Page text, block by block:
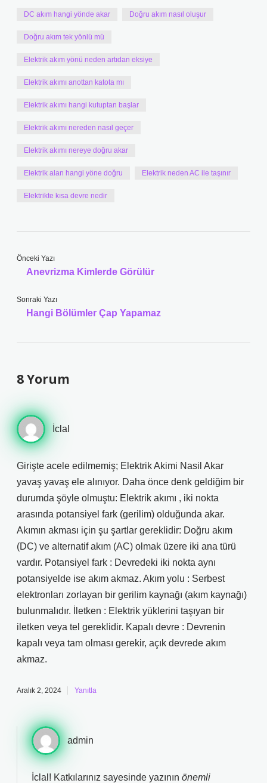
DC akım hangi yönde akar Doğru akım nasıl oluşur
Doğru akım tek yönlü mü
Elektrik akım yönü neden artıdan eksiye
Elektrik akımı anottan katota mı
Elektrik akımı hangi kutuptan başlar
Elektrik akımı nereden nasıl geçer
Elektrik akımı nereye doğru akar
Elektrik alan hangi yöne doğru Elektrik neden AC ile taşınır
Elektrikte kısa devre nedir
Önceki Yazı
Anevrizma Kimlerde Görülür
Sonraki Yazı
Hangi Bölümler Çap Yapamaz
8 Yorum
İclal
Girişte acele edilmemiş; Elektrik Akimi Nasil Akar
yavaş yavaş ele alınıyor. Daha önce denk geldiğim bir
durumda şöyle olmuştu: Elektrik akımı , iki nokta
arasında potansiyel fark (gerilim) olduğunda akar.
Akımın akması için şu şartlar gereklidir: Doğru akım
(DC) ve alternatif akım (AC) olmak üzere iki ana türü
vardır. Potansiyel fark : Devredeki iki nokta aynı
potansiyelde ise akım akmaz. Akım yolu : Serbest
elektronları zorlayan bir gerilim kaynağı (akım kaynağı)
bulunmalıdır. İletken : Elektrik yüklerini taşıyan bir
iletken veya tel gereklidir. Kapalı devre : Devrenin
kapalı veya tam olması gerekir, açık devrede akım
akmaz.
Aralık 2, 2024 Yanıtla
admin
İclal! Katkılarınız sayesinde yazının önemli